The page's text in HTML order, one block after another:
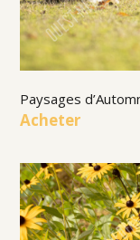
Paysages
Acheter